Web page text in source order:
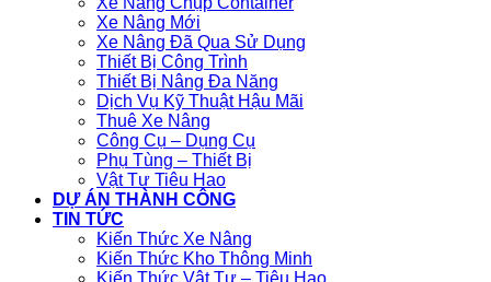
Xe Nâng Mới
Xe Nâng Đã Qua Sử Dụng
Thiết Bị Công Trình
Thiết Bị Nâng Đa Năng
Dịch Vụ Kỹ Thuật Hậu Mãi
Thuê Xe Nâng
Công Cụ – Dụng Cụ
Phụ Tùng – Thiết Bị
Vật Tư Tiêu Hao
DỰ ÁN THÀNH CÔNG
TIN TỨC
Kiến Thức Xe Nâng
Kiến Thức Kho Thông Minh